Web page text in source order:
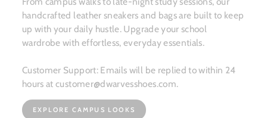
handcrafted leather sneakers and bags are built to keep
up with your daily hustle. Upgrade your school
wardrobe with effortless, everyday essentials.
Customer Support: Emails will be replied to within 24
hours at customer@dwarvesshoes.com.
EXPLORE CAMPUS LOOKS